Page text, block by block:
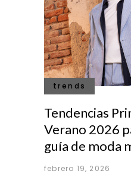
trends
Tendencias
Verano 2026
guía de moda
febrero 19, 2026